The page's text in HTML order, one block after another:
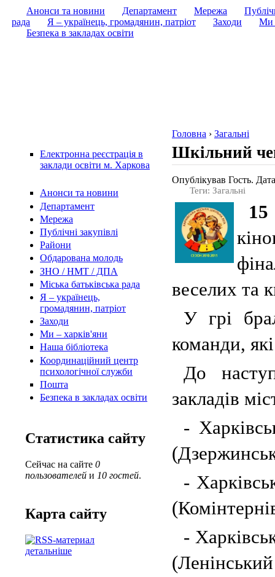
Анонси та новини Департамент Мережа
рада
Я – українець, громадянин, патріот Заходи
Ми
Безпека в закладах освіти
Електронна реєстрація в
заклади освіти м. Харкова
Анонси та новини
Департамент
Мережа
Публічні закупівлі
Райони
Обдарована молодь
ЗНО / НМТ / ДПА
Міська батьківська рада
Я – українець,
громадянин, патріот
Заходи
Ми – харків'яни
Наша бібліотека
Координаційний центр
психологічної служби
Пошта
Безпека в закладах освіти
Статистика сайту
Сейчас на сайте 0
пользователей и 10 гостей.
Карта сайту
детальніше
Головна › Загальні
Шкільний
Опублікував Гость.
Теги: Загальні
веселих та
У грі
команди,
До
закладів
-
-
-